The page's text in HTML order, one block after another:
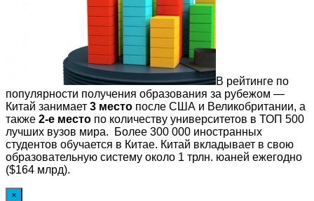
В рейтинге по
популярности получения образования за рубежом —
Китай занимает 3 место после США и Великобритании, а
также 2-е место по количеству университетов в ТОП 500
лучших вузов мира. Более 300 000 иностранных
студентов обучается в Китае. Китай вкладывает в свою
образовательную систему около 1 трлн. юаней ежегодно
($164 млрд).
×